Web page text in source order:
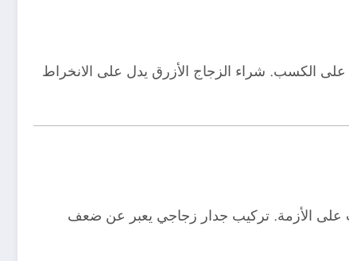
على الكسب. شراء الزجاج الأزرق يدل على الانخراط
على الأزمة. تركيب جدار زجاجي يعبر عن ضعف